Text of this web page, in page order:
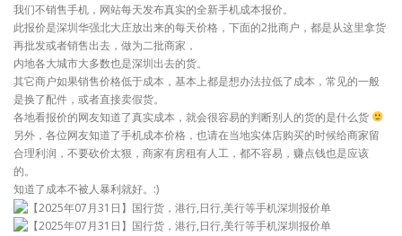
我们不销售手机，网站每天发布真实的全新手机成本报价。
此报价是深圳华强北大庄放出来的每天价格，下面的2批商户，都是从这里拿货
再批发或者销售出去，做为二批商家，
内地各大城市大多数也是深圳出去的货。
其它商户如果销售价格低于成本，基本上都是想办法拉低了成本，常见的一般
是换了配件，或者直接卖假货。
各地看报价的网友知道了真实成本，就会很容易的判断别人的货的是什么货
另外，各位网友知道了手机成本价格，也请在当地实体店购买的时候给商家留
合理利润，不要砍价太狠，商家有房租有人工，都不容易，赚点钱也是应该
的。
知道了成本不被人暴利就好。:)